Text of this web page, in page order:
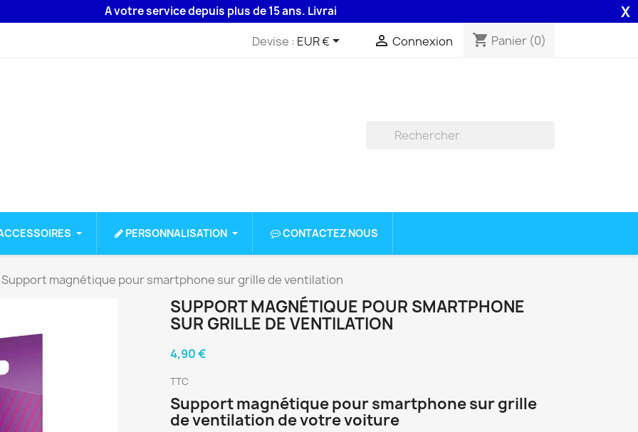
A votre service depuis plus de 15 ans. Livraison 48H assurée par la Poste . X
Devise : EUR €  Connexion shopping_cart Panier (0)
PERSONNALISATION CONTACTEZ NOUS
Support magnétique pour smartphone sur grille de ventilation
SUPPORT MAGNÉTIQUE POUR SMARTPHONE
SUR GRILLE DE VENTILATION
4,90 €
TTC
Support magnétique pour smartphone sur grille
de ventilation de votre voiture